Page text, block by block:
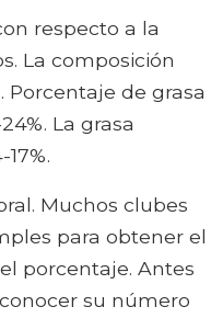
respecto a la
La composición
de grasa
La grasa
Muchos clubes
para obtener el
porcentaje. Antes
su número